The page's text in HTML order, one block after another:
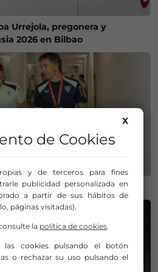
Urrejola, pregonera y
2026 en Bilbao
Gorosabel
X
de Cookies
y de terceros para fines
publicidad personalizada en
a partir de sus hábitos de
páginas visitadas).
la política de cookies.
las cookies pulsando el botón
o rechazar su uso pulsando el